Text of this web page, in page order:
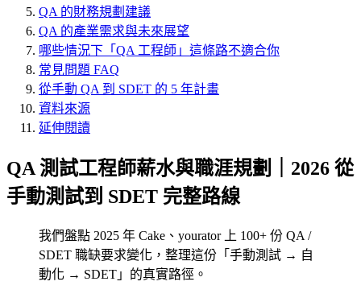
QA 的財務規劃建議
QA 的產業需求與未來展望
哪些情況下「QA 工程師」這條路不適合你
常見問題 FAQ
從手動 QA 到 SDET 的 5 年計畫
資料來源
延伸閱讀
QA 測試工程師薪水與職涯規劃｜2026 從
手動測試到 SDET 完整路線
我們盤點 2025 年 Cake、yourator 上 100+ 份 QA /
SDET 職缺要求變化，整理這份「手動測試 → 自
動化 → SDET」的真實路徑。